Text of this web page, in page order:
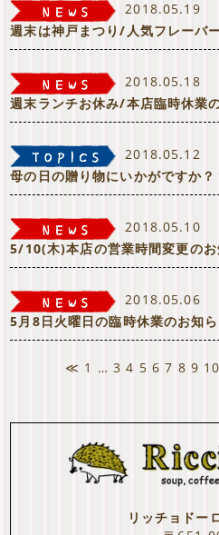
2018.05.19
週末は神戸まつり/人気フレーバ
2018.05.18
週末ランチお休み/本店臨時休業
2018.05.12
母の日の贈り物にいかがですか？
2018.05.10
5/10(木)本店の営業時間変更のお
2018.05.06
5月8日火曜日の臨時休業のお知
≪ 1 … 3 4 5 6 7 8 9 10
リッチョドー